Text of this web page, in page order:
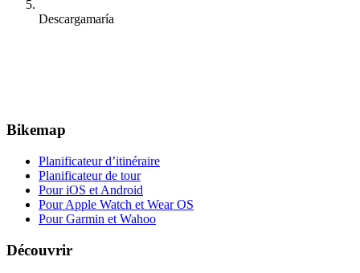
Descargamaría
Bikemap
Planificateur d’itinéraire
Planificateur de tour
Pour iOS et Android
Pour Apple Watch et Wear OS
Pour Garmin et Wahoo
Découvrir